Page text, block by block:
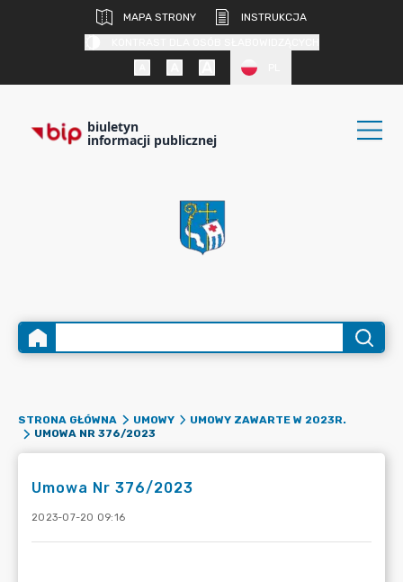
MAPA STRONY
INSTRUKCJA
biuletyn
informacji publicznej
STRONA GŁÓWNA UMOWY
UMOWY ZAWARTE W 2023R.
UMOWA NR 376/2023
Umowa Nr 376/2023
2023-07-20 09:16